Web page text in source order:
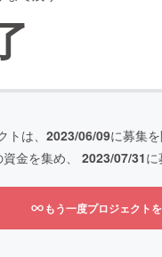
は、 2023/06/09に募集を
金を集め、 2023/07/31
もう一度プロジェクト